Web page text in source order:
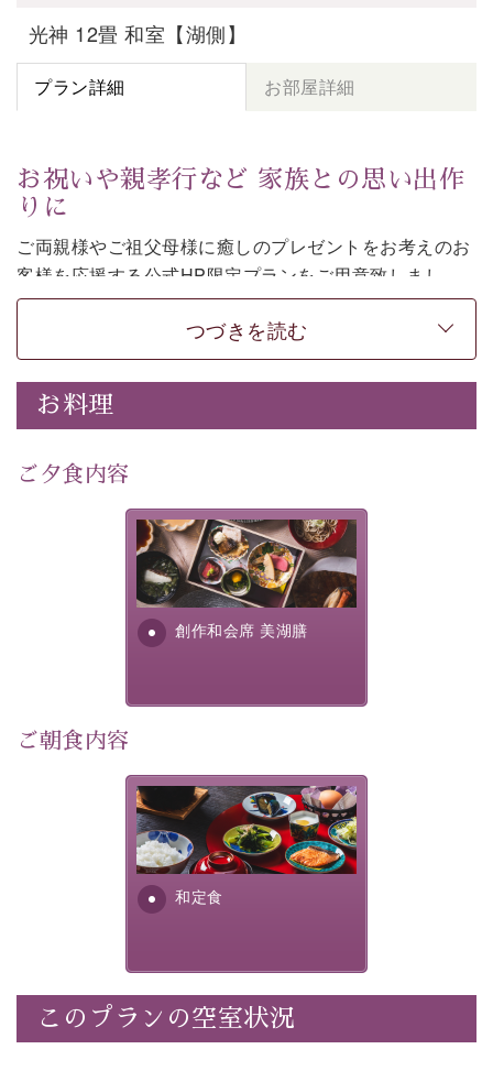
光神 12畳 和室【湖側】
プラン詳細 お部屋詳細
お祝いや親孝行など 家族との思い出作
りに
ご両親様やご祖父母様に癒しのプレゼントをお考えのお
客様を応援する公式HP限定プランをご用意致しまし
た。
日頃なかなか言えない感謝の気持ちを
お伝えし
てみてはいかがでしょうか。
-----------【安心への取り組み】----------
個室料亭、貸切風呂のご利用が可能な上、 安心安全にご
30項目以上からなる独自の衛生・消毒プログラムの基、
---------------------------------------------
・記念写真＆オリジナル【フォトフレームカード】プレ
思い出デザートプレート付き
・諏訪大社4社を巡る無料参拝バス（事前予約制）
・館内着をご用意
・就寝用パジャマをご用意
・環境に配慮したアメニティをご用意
・館内フリーWi-Fi
・チェックイン15時、チェックアウト10時
いう昔の暦による料理表現）
・朝食はこだわりの味噌汁をはじめとした和定食
つづきを読む
お料理
ご夕食内容
創作和会席 美湖膳
美湖膳とは諏訪の地で特別を
提供する為に料理長・神原 裕
明が考え出した創作和会席で
す。美しい諏訪湖の幸...
ご朝食内容
和定食
さっぱりとした和食膳に使わ
れる食材は、諏訪の名産品を
ふんだんに取り入れ、安心・
安全を心掛けた長野県産...
このプランの空室状況